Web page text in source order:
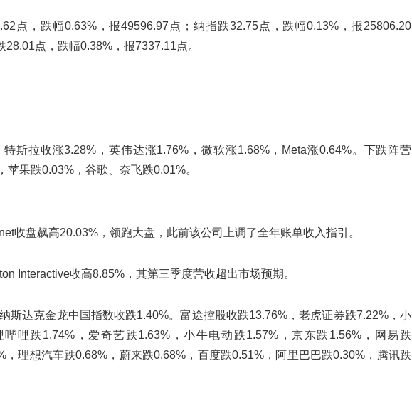
点，跌幅0.63%，报49596.97点；纳指跌32.75点，跌幅0.13%，报25806.20
28.01点，跌幅0.38%，报7337.11点。
斯拉收涨3.28%，英伟达涨1.76%，微软涨1.68%，Meta涨0.64%。下跌阵营
苹果跌0.03%，谷歌、奈飞跌0.01%。
收盘飙高20.03%，领跑大盘，此前该公司上调了全年账单收入指引。
Interactive收高8.85%，其第三季度营收超出市场预期。
斯达克金龙中国指数收跌1.40%。富途控股收跌13.76%，老虎证券跌7.22%，小
哔哩跌1.74%，爱奇艺跌1.63%，小牛电动跌1.57%，京东跌1.56%，网易跌
，理想汽车跌0.68%，蔚来跌0.68%，百度跌0.51%，阿里巴巴跌0.30%，腾讯跌